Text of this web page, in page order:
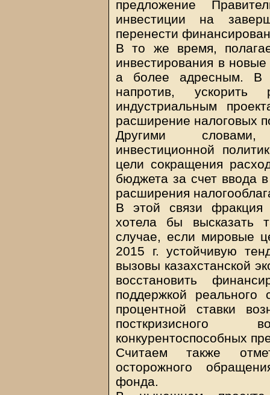
предложение
инвестиции на
перенести
В то же время,
инвестирования в
а более адресным. В
напротив, ускорить
индустриальным
расширение налоговых
Другими словами,
инвестиционной
цели сокращения
бюджета за счет ввода
расширения
В этой связи фракция
хотела бы высказать
случае, если мировые
2015 г. устойчивую
вызовы казахстанской
восстановить
поддержкой реального
процентной ставки
посткризисного
конкурентоспособных
Считаем также
осторожного
фонда.